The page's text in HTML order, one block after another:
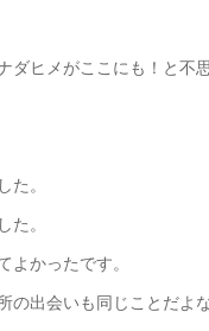
ヒメがここにも！と不
た。
た。
よかったです。
の出会いも同じことだよ